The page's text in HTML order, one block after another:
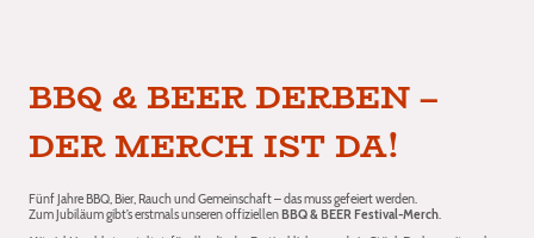
BBQ & BEER DERBEN –
DER MERCH IST DA!
Fünf Jahre BBQ, Bier, Rauch und Gemeinschaft – das muss gefeiert werden.
Zum Jubiläum gibt’s erstmals unseren offiziellenBBQ & BEER Festival-Merch